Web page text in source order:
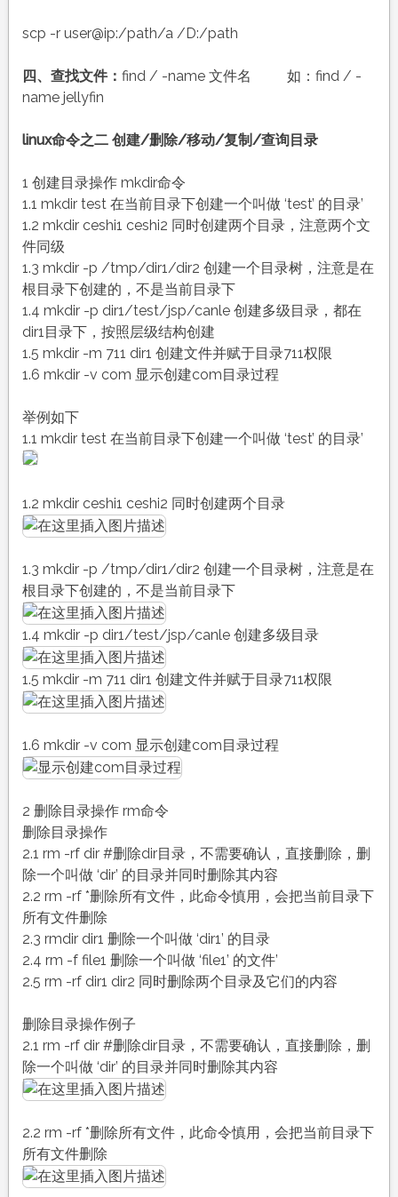
scp -r user@ip:/path/a /D:/path
四、查找文件： find / -name 文件名 如：find / -
name jellyfin
linux命令之二 创建/删除/移动/复制/查询目录
1 创建目录操作 mkdir命令
1.1 mkdir test 在当前目录下创建一个叫做 ‘test’ 的目录’
1.2 mkdir ceshi1 ceshi2 同时创建两个目录，注意两个文
件同级
1.3 mkdir -p /tmp/dir1/dir2 创建一个目录树，注意是在
根目录下创建的，不是当前目录下
1.4 mkdir -p dir1/test/jsp/canle 创建多级目录，都在
dir1目录下，按照层级结构创建
1.5 mkdir -m 711 dir1 创建文件并赋于目录711权限
1.6 mkdir -v com 显示创建com目录过程
举例如下
1.1 mkdir test 在当前目录下创建一个叫做 ‘test’ 的目录’
1.2 mkdir ceshi1 ceshi2 同时创建两个目录
1.3 mkdir -p /tmp/dir1/dir2 创建一个目录树，注意是在
根目录下创建的，不是当前目录下
1.4 mkdir -p dir1/test/jsp/canle 创建多级目录
1.5 mkdir -m 711 dir1 创建文件并赋于目录711权限
1.6 mkdir -v com 显示创建com目录过程
2 删除目录操作 rm命令
删除目录操作
2.1 rm -rf dir #删除dir目录，不需要确认，直接删除，删
除一个叫做 ‘dir’ 的目录并同时删除其内容
2.2 rm -rf *删除所有文件，此命令慎用，会把当前目录下
所有文件删除
2.3 rmdir dir1 删除一个叫做 ‘dir1’ 的目录
2.4 rm -f file1 删除一个叫做 ‘file1’ 的文件’
2.5 rm -rf dir1 dir2 同时删除两个目录及它们的内容
删除目录操作例子
2.1 rm -rf dir #删除dir目录，不需要确认，直接删除，删
除一个叫做 ‘dir’ 的目录并同时删除其内容
2.2 rm -rf *删除所有文件，此命令慎用，会把当前目录下
所有文件删除